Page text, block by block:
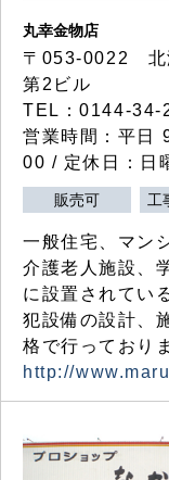
丸幸金物店
〒053-0022 北
第2ビル
TEL：0144-34-
営業時間：平
00 / 定休日：日
販売可 工
一般住宅、マン
介護老人施設、
に設置されてい
犯設備の設計、
格で行っており
http://